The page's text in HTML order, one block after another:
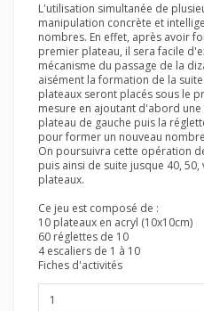
L'utilisation simultanée de
manipulation concrète et
nombres. En effet, après avoir
premier plateau, il sera facile
mécanisme du passage de la
aisément la formation de la
plateaux seront placés sous le
mesure en ajoutant d'abord
plateau de gauche puis la
pour former un nouveau
On poursuivra cette opération
puis ainsi de suite jusque 40,
plateaux.
Ce jeu est composé de :
10 plateaux en acryl (10x10cm)
60 réglettes de 10
4 escaliers de 1 à 10
Fiches d'activités